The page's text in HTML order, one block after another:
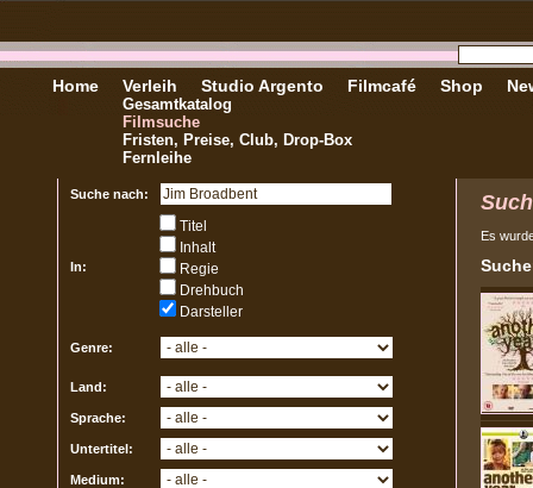
Home Verleih
Gesamtkatalog
Filmsuche
Fristen, Preise, Club, Drop-Box
Fernleihe
Studio Argento Filmcafé Shop
Suche nach:
In:
Titel
Inhalt
Regie
Drehbuch
Darsteller
Genre:
Land:
Sprache:
Untertitel:
Medium:
Es